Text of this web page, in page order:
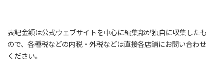
表記金額は公式ウェブサイトを中心に編集部が独自に収集したも
ので、各種税などの内税・外税などは直接各店舗にお問い合わせ
ください。